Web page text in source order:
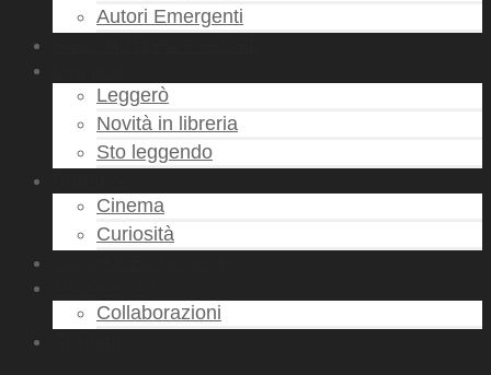
Autori Emergenti
Leggerò
Novità in libreria
Sto leggendo
Cinema
Curiosità
Collaborazioni